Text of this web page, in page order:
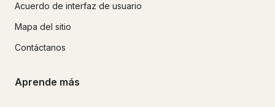
Acuerdo de interfaz de usuario
Mapa del sitio
Contáctanos
Aprende más